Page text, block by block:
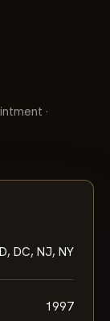
·
DC, NJ, NY
1997